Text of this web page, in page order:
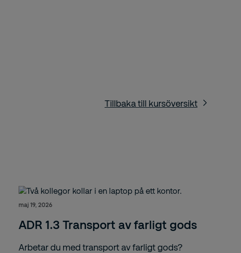
Tillbaka till kursöversikt
maj 19, 2026
ADR 1.3 Transport av farligt gods
Arbetar du med transport av farligt gods?